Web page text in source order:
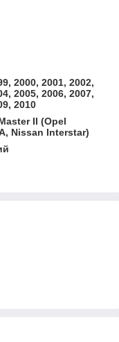
2000, 2001, 2002,
2005, 2006, 2007,
2010
II (Opel
Nissan Interstar)